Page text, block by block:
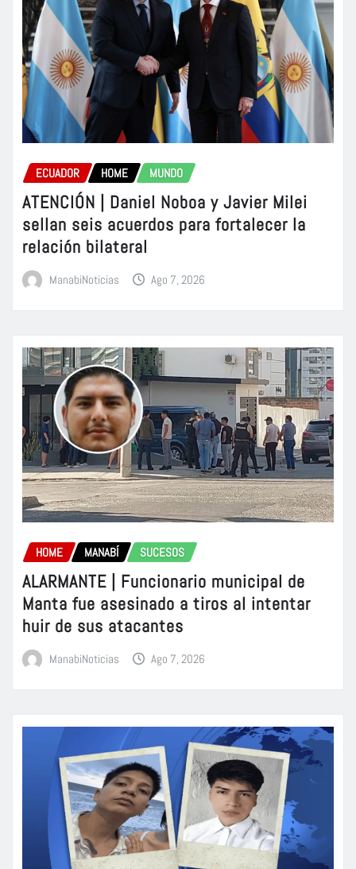
ECUADOR HOME MUNDO
ATENCIÓN | Daniel Noboa y Javier Milei
sellan seis acuerdos para fortalecer la
relación bilateral
ManabiNoticias Ago 7, 2026
HOME MANABÍ SUCESOS
ALARMANTE | Funcionario municipal de
Manta fue asesinado a tiros al intentar
huir de sus atacantes
ManabiNoticias Ago 7, 2026